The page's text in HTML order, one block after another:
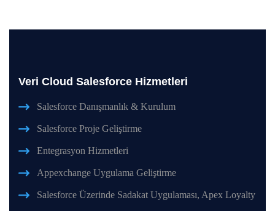
Veri Cloud Salesforce Hizmetleri
Salesforce Danışmanlık & Kurulum
Salesforce Proje Geliştirme
Entegrasyon Hizmetleri
Appexchange Uygulama Geliştirme
Salesforce Üzerinde Sadakat Uygulaması, Apex Loyalty